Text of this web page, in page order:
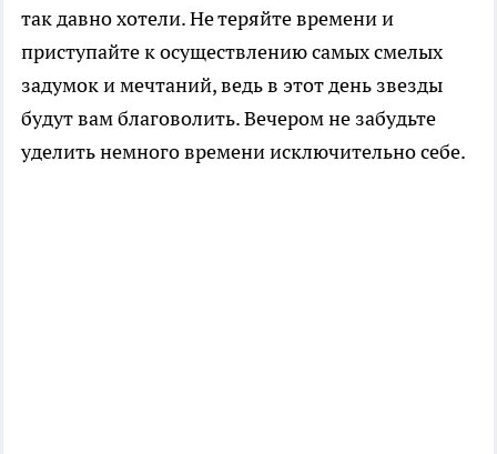
так давно хотели. Не теряйте времени и
приступайте к осуществлению самых смелых
задумок и мечтаний, ведь в этот день звезды
будут вам благоволить. Вечером не забудьте
уделить немного времени исключительно себе.